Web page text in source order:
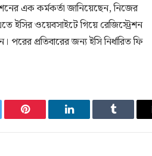
এক কর্মকর্তা জানিয়েছেন, নিজের
ওয়েবসাইটে গিয়ে রেজিস্ট্রেশন
প্রতিবারের জন্য ইসি নির্ধারিত ফি
Pinterest LinkedIn Tumblr